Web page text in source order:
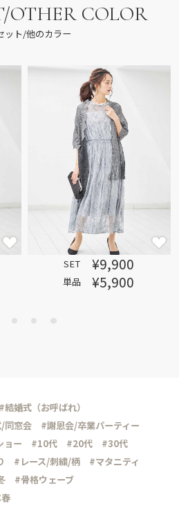
OTHER COLOR
ット/他のカラー
SET ¥9,900
単品 ¥5,900
#結婚式（お呼ばれ）
同窓会
#謝恩会/卒業パーティー
ョー #10代 #20代
#30代
#レース/刺繍/柄
#マタニティ
#骨格ウェーブ